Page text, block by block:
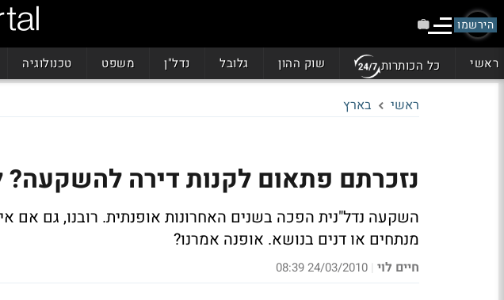
הירשמו
ראשי כל הכותרות שוק ההון גלובל נדל"ן משפט טכנולוגיה
ראשי בארץ
נזכרתם פתאום לקנות דירה להשקעה?
השקעה נדל"נית הפכה בשנים האחרונות אופנתית. רובנו, גם אם
מנתחים או דנים בנושא. אופנה אמרנו?
חיים לוי |
24/03/2010 08:39